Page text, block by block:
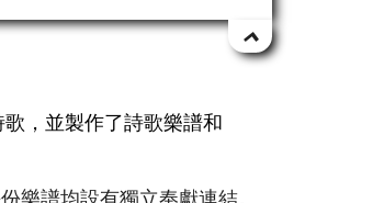
，並製作了詩歌樂譜和
樂譜均設有獨立奉獻連結。